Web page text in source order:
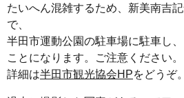
たいへん混雑するため、新美南吉
で、
半田市運動公園の駐車場に駐車し
ことになります。ご注意ください。
詳細は半田市観光協会HPをどうぞ。